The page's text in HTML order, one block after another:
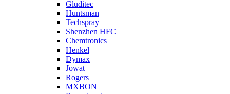
Gluditec
Huntsman
Techspray
Shenzhen HFC
Chemtronics
Henkel
Dymax
Jowat
Rogers
MXBON